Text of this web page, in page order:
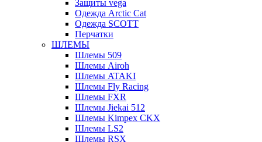
Защиты vega
Одежда Arctic Cat
Одежда SCOTT
Перчатки
ШЛЕМЫ
Шлемы 509
Шлемы Airoh
Шлемы ATAKI
Шлемы Fly Racing
Шлемы FXR
Шлемы Jiekai 512
Шлемы Kimpex CKX
Шлемы LS2
Шлемы RSX